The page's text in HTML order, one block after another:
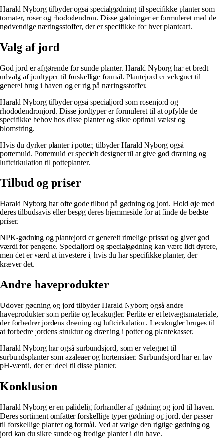
Harald Nyborg tilbyder også specialgødning til specifikke planter som
tomater, roser og rhododendron. Disse gødninger er formuleret med de
nødvendige næringsstoffer, der er specifikke for hver planteart.
Valg af jord
God jord er afgørende for sunde planter. Harald Nyborg har et bredt
udvalg af jordtyper til forskellige formål. Plantejord er velegnet til
generel brug i haven og er rig på næringsstoffer.
Harald Nyborg tilbyder også specialjord som rosenjord og
rhododendronjord. Disse jordtyper er formuleret til at opfylde de
specifikke behov hos disse planter og sikre optimal vækst og
blomstring.
Hvis du dyrker planter i potter, tilbyder Harald Nyborg også
pottemuld. Pottemuld er specielt designet til at give god dræning og
luftcirkulation til potteplanter.
Tilbud og priser
Harald Nyborg har ofte gode tilbud på gødning og jord. Hold øje med
deres tilbudsavis eller besøg deres hjemmeside for at finde de bedste
priser.
NPK-gødning og plantejord er generelt rimelige prissat og giver god
værdi for pengene. Specialjord og specialgødning kan være lidt dyrere,
men det er værd at investere i, hvis du har specifikke planter, der
kræver det.
Andre haveprodukter
Udover gødning og jord tilbyder Harald Nyborg også andre
haveprodukter som perlite og lecakugler. Perlite er et letvægtsmateriale,
der forbedrer jordens dræning og luftcirkulation. Lecakugler bruges til
at forbedre jordens struktur og dræning i potter og plantekasser.
Harald Nyborg har også surbundsjord, som er velegnet til
surbundsplanter som azaleaer og hortensiaer. Surbundsjord har en lav
pH-værdi, der er ideel til disse planter.
Konklusion
Harald Nyborg er en pålidelig forhandler af gødning og jord til haven.
Deres sortiment omfatter forskellige typer gødning og jord, der passer
til forskellige planter og formål. Ved at vælge den rigtige gødning og
jord kan du sikre sunde og frodige planter i din have.